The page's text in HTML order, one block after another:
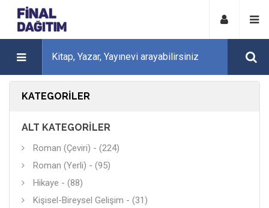
KATEGORILER
ALT KATEGORILER
Roman (Çeviri) - (224)
Roman (Yerli) - (95)
Hikaye - (88)
Kişisel-Bireysel Gelişim - (31)